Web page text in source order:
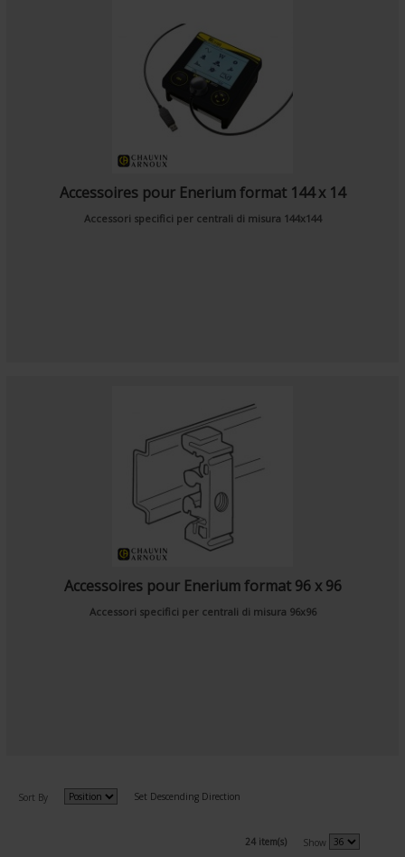
Accessoires pour Enerium format 144 x 14
Accessori specifici per centrali di misura 144x144
Accessoires pour Enerium format 96 x 96
Accessori specifici per centrali di misura 96x96
Sort By Set Descending Direction
24 item(s) Show